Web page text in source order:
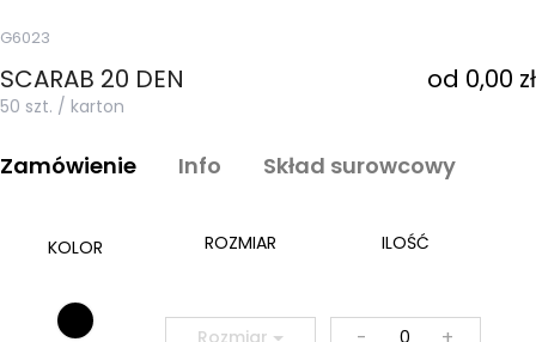
G6023
SCARAB 20 DEN od 0,00 zł
50 szt. / karton
Zamówienie Info Skład surowcowy
KOLOR ROZMIAR ILOŚĆ
Rozmiar